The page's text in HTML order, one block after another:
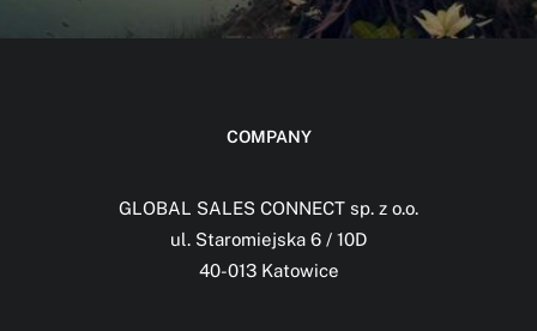
COMPANY
GLOBAL SALES CONNECT sp. z o.o.
ul. Staromiejska 6 / 10D
40-013 Katowice